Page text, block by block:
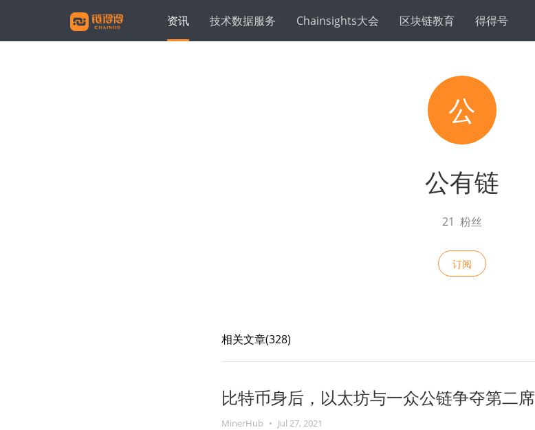
资讯 技术数据服务 Chainsights大会 区块链教育 得得号
公
公有链
21 粉丝
订阅
相关文章(328)
比特币身后，以太坊与一众公链争夺第二席
MinerHub • Jul 27, 2021